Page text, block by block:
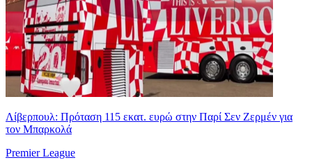
Λίβερπουλ: Πρόταση 115 εκατ. ευρώ στην Παρί Σεν Ζερμέν για
τον Μπαρκολά
Premier League